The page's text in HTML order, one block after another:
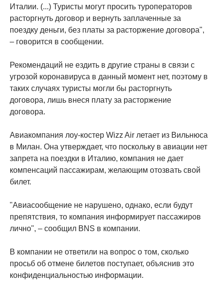
Италии. (...) Туристы могут просить туроператоров
расторгнуть договор и вернуть заплаченные за
поездку деньги, без платы за расторжение договора",
– говорится в сообщении.
Рекомендаций не ездить в другие страны в связи с
угрозой коронавируса в данный момент нет, поэтому в
таких случаях туристы могли бы расторгнуть
договора, лишь внеся плату за расторжение
договора.
Авиакомпания лоу-костер Wizz Air летает из Вильнюса
в Милан. Она утверждает, что поскольку в авиации нет
запрета на поездки в Италию, компания не дает
компенсаций пассажирам, желающим отозвать свой
билет.
"Авиасообщение не нарушено, однако, если будут
препятствия, то компания информирует пассажиров
лично", – сообщил BNS в компании.
В компании не ответили на вопрос о том, сколько
просьб об отмене билетов поступает, объяснив это
конфиденциальностью информации.